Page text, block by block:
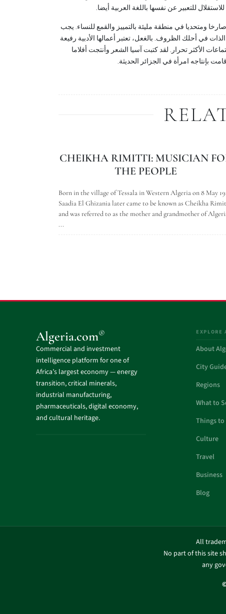
للتعبير عن نفسها باللغة العربية أيضا.
ومتحديا في منطقة مليئة بالتمييز والقمع للنساء. يجب
في أحلك الظروف. بالغعل، تعتبر أعمالها الأدبية رفيعة
الأكثر تحرار. لقد كتبت آسيا الشعر وأنتجت أفلاما
بإنتاجه امرأة في الجزائر الحديثة.
CHEIKHA RIMITTI: MUSICIAN
THE PEOPLE
Born in the village of Tessala in Western Algeria on 8 May
Saadia El Ghizania later came to be known as Cheikha
and was referred to as the mother and grandmother of
...
Algeria.com®
Commercial and investment
intelligence platform for one of
Africa’s largest economy — energy
transition, critical minerals,
industrial manufacturing,
pharmaceuticals, digital economy,
and cultural heritage.
EXPLORE
About
City
Regions
What to
Things to
Culture
Travel
Business
Blog
All
No part of this site
any